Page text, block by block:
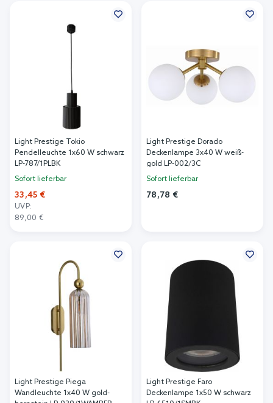
Light Prestige Tokio
Pendelleuchte 1x60 W schwarz
LP-787/1PLBK
Sofort lieferbar
33,45 €
UVP:
89,00 €
Light Prestige Dorado
Deckenlampe 3x40 W weiß-
gold LP-002/3C
Sofort lieferbar
78,78 €
Light Prestige Piega
Wandleuchte 1x40 W gold-
Light Prestige Faro
Deckenlampe 1x50 W schwarz